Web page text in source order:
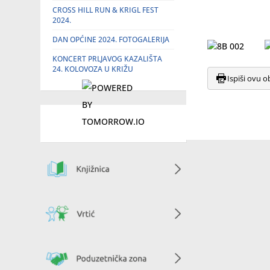
CROSS HILL RUN & KRIGL FEST
2024.
DAN OPĆINE 2024. FOTOGALERIJA
KONCERT PRLJAVOG KAZALIŠTA
24. KOLOVOZA U KRIŽU
Ispiši ovu